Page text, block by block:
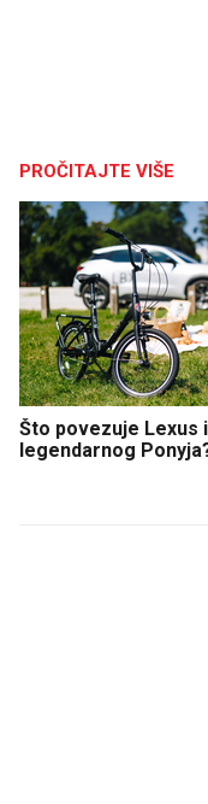
PROČITAJTE VIŠE
Što povezuje Lexus i
legendarnog